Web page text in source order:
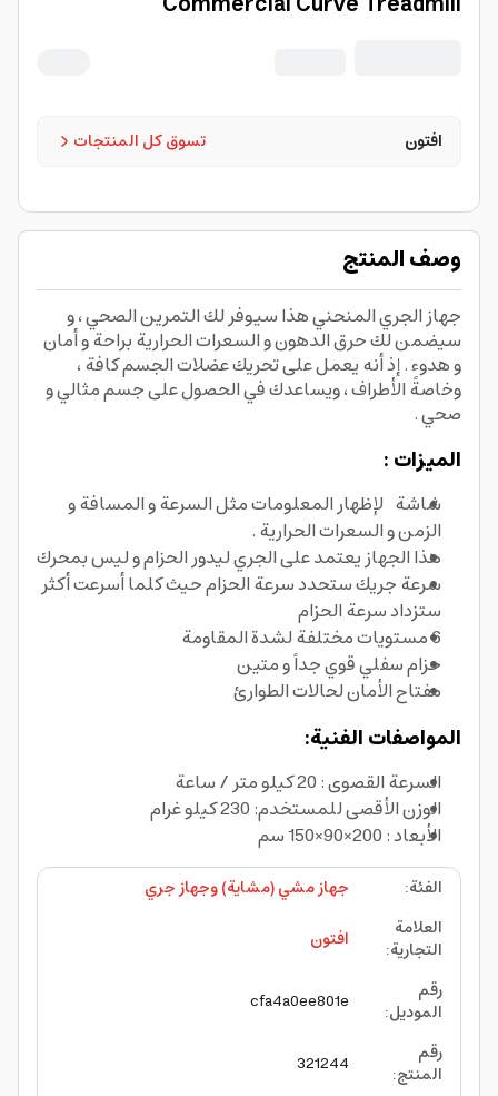
تسوق كل المنتجات افتون
وصف المنتج
جهاز الجري المنحني هذا سيوفر لك التمرين الصحي ، و
سيضمن لك حرق الدهون و السعرات الحرارية براحة و أمان
و هدوء . إذ أنه يعمل على تحريك عضلات الجسم كافة ،
وخاصةً الأطراف ، ويساعدك في الحصول على جسم مثالي و
صحي .
الميزات :
شاشة لإظهار المعلومات مثل السرعة و المسافة و
الزمن و السعرات الحرارية .
هذا الجهاز يعتمد على الجري ليدور الحزام و ليس بمحرك
سرعة جريك ستحدد سرعة الحزام حيث كلما أسرعت أكثر
ستزداد سرعة الحزام
6 مستويات مختلفة لشدة المقاومة
حزام سفلي قوي جداً و متين
مفتاح الأمان لحالات الطوارئ
المواصفات الفنية:
السرعة القصوى : 20 كيلو متر / ساعة
الوزن الأقصى للمستخدم: 230 كيلو غرام
الأبعاد : 200×90×150 سم
الفئة:
جهاز مشي (مشاية) وجهاز جري
العلامة
التجارية:
افتون
رقم
الموديل:
cfa4a0ee801e
رقم
المنتج:
321244